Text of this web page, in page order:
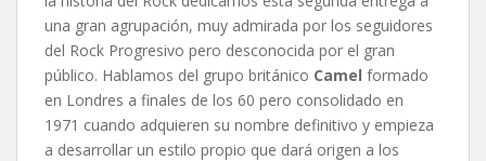
una gran agrupación, muy admirada por los seguidores
del Rock Progresivo pero desconocida por el gran
público. Hablamos del grupo británico Camel formado
en Londres a finales de los 60 pero consolidado en
1971 cuando adquieren su nombre definitivo y empieza
a desarrollar un estilo propio que dará origen a los